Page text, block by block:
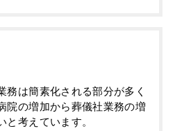
務は簡素化される部分が多く
院の増加から葬儀社業務の増
と考えています。